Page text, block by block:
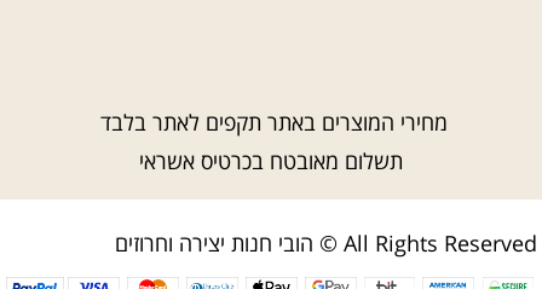
מחירי המוצרים באתר תקפים לאתר בלבד
תשלום מאובטח בכרטיס אשראי
הובי חנות יצירה וחרוזים © All Rights Reserved